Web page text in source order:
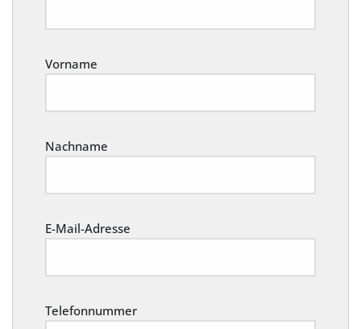
Vorname
Nachname
E-Mail-Adresse
Telefonnummer